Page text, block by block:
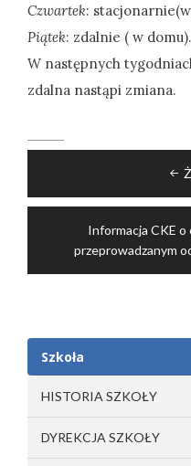
Czwartek:
Piątek: zdalnie ( w domu).
W następnych
zdalna nastąpi zmiana.
Informacja CKE
przeprowadzanym
Szkoła
HISTORIA SZKOŁY
DYREKCJA SZKOŁY